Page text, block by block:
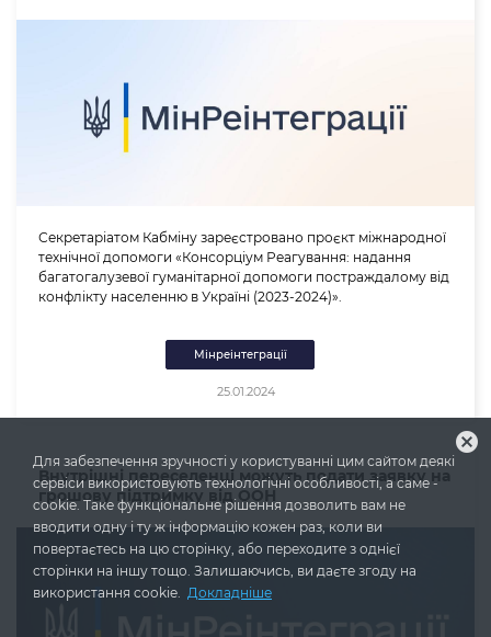
Секретаріатом Кабміну зареєстровано проєкт міжнародної
технічної допомоги «Консорціум Реагування: надання
багатогалузевої гуманітарної допомоги постраждалому від
конфлікту населенню в Україні (2023-2024)».
Мінреінтеграції
25.01.2024
Внутрішні переселенці можуть подати заявку на
грошову підтримку від ООН
Для забезпечення зручності у користуванні цим сайтом деякі
сервіси використовують технологічні особливості, а саме -
cookie. Таке функціональне рішення дозволить вам не
вводити одну і ту ж інформацію кожен раз, коли ви
повертаєтесь на цю сторінку, або переходите з однієї
сторінки на іншу тощо. Залишаючись, ви даєте згоду на
використання cookie. Докладніше
cancel